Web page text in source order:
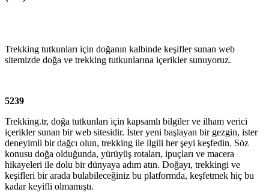
Trekking tutkunları için doğanın kalbinde keşifler sunan web
sitemizde doğa ve trekking tutkunlarına içerikler sunuyoruz.
5239
Trekking.tr, doğa tutkunları için kapsamlı bilgiler ve ilham verici
içerikler sunan bir web sitesidir. İster yeni başlayan bir gezgin, ister
deneyimli bir dağcı olun, trekking ile ilgili her şeyi keşfedin. Söz
konusu doğa olduğunda, yürüyüş rotaları, ipuçları ve macera
hikayeleri ile dolu bir dünyaya adım atın. Doğayı, trekkingi ve
keşifleri bir arada bulabileceğiniz bu platformda, keşfetmek hiç bu
kadar keyifli olmamıştı.